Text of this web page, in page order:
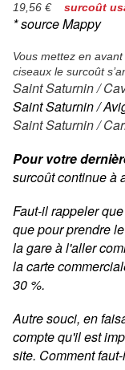
19,56 € surcoût
* source Mappy
Vous mettez en
ciseaux le surcoût
Saint Saturnin /
Saint Saturnin /
Saint Saturnin /
Pour votre
surcoût continue à
Faut-il rappeler
que pour prendre
la gare à l'aller
la carte
30 %.
Autre souci, en
compte qu'il est
site. Comment